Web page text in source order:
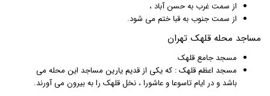
از سمت غرب به حسن آباد ،
از سمت جنوب به قبا ختم می شود.
مساجد محله قلهک تهران
مسجد جامع قلهک
مسجد اعظم قلهک : که یکی از قدیم یارین مساجد این محله می
باشد و در ایام تاسوعا و عاشورا ، نخل قلهک را به بیرون می آورند.